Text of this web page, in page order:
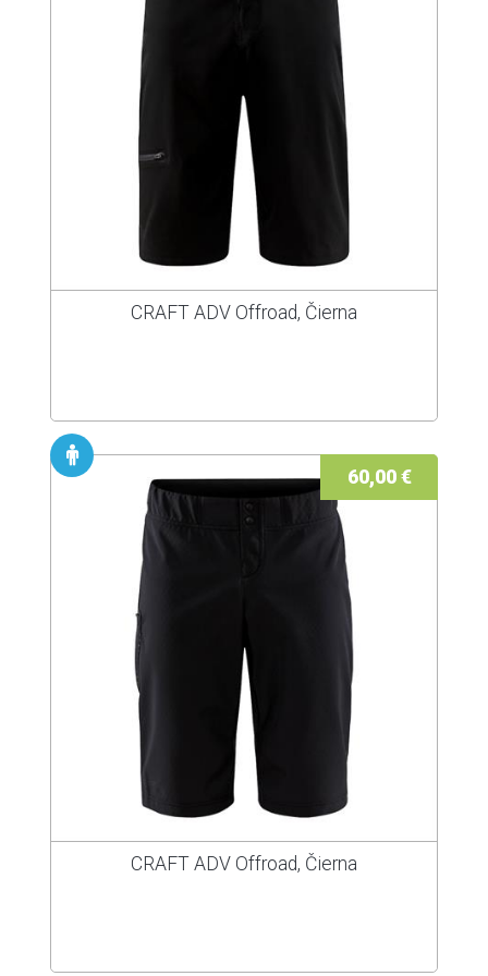
CRAFT ADV Offroad, Čierna
60,00 €
CRAFT ADV Offroad, Čierna